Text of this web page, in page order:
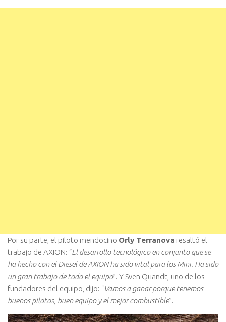
Por su parte, el piloto mendocino Orly Terranova resaltó el
trabajo de AXION: “El desarrollo tecnológico en conjunto que se
ha hecho con el Diesel de AXION ha sido vital para los Mini. Ha sido
un gran trabajo de todo el equipo”. Y Sven Quandt, uno de los
fundadores del equipo, dijo: “Vamos a ganar porque tenemos
buenos pilotos, buen equipo y el mejor combustible”.